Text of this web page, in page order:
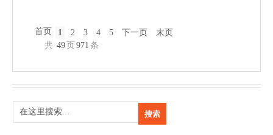
首页 1 2 3 4 5 下一页
末页
共 49 页 971 条